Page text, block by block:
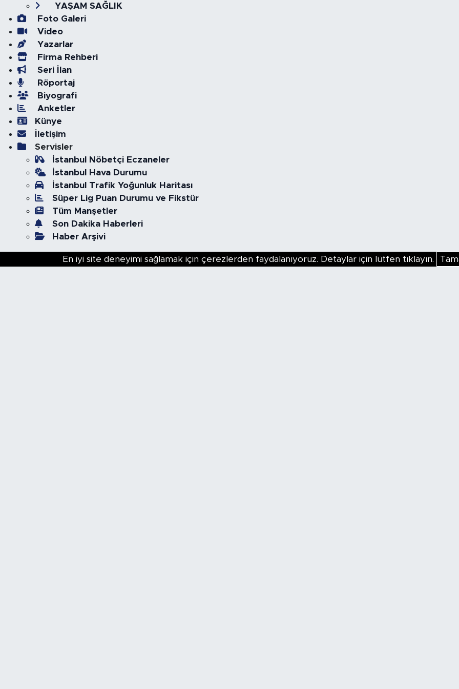
YAŞAM SAĞLIK
Foto Galeri
Video
Yazarlar
Firma Rehberi
Seri İlan
Röportaj
Biyografi
Anketler
Künye
İletişim
Servisler
İstanbul Nöbetçi Eczaneler
İstanbul Hava Durumu
İstanbul Trafik Yoğunluk Haritası
Süper Lig Puan Durumu ve Fikstür
Tüm Manşetler
Son Dakika Haberleri
Haber Arşivi
En iyi site deneyimi sağlamak için çerezlerden faydalanıyoruz. Detaylar için lütfen tıklayın.